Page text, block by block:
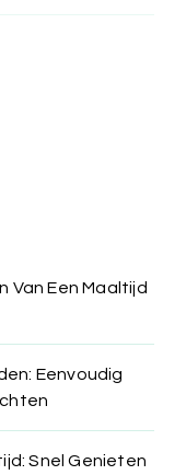
Van Een Maaltijd
Eenvoudig
Snel Genieten